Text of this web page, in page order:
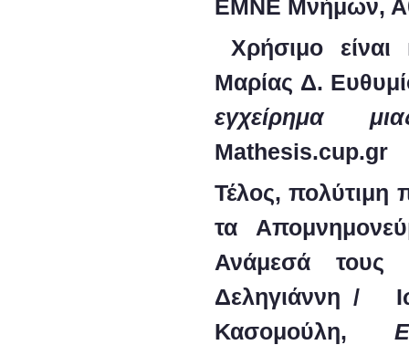
ΕΜΝΕ Μνήμων,
Χρήσιμο είναι
Μαρίας Δ.
εγχείρημα
Τέλος, πολύτιμη
τα
Ανάμεσά τους
Δεληγιάννη /
Κασομούλη,